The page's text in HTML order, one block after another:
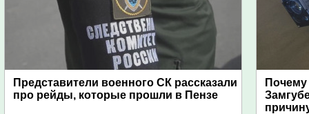
Представители военного СК рассказали
про рейды, которые прошли в Пензе